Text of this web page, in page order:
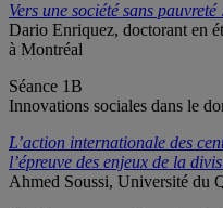
Vers une société sans
Dario Enriquez, doctorant en
à Montréal
Séance 1B
Innovations sociales dans le
L’action internationale des
l’épreuve des enjeux de la
Ahmed Soussi, Université du